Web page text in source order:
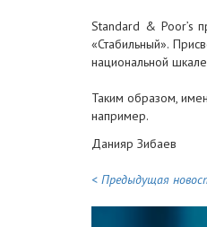
Standard & Poor’s
«Стабильный».
национальной
Таким образом,
например.
Данияр Зибаев
< Предыдущая